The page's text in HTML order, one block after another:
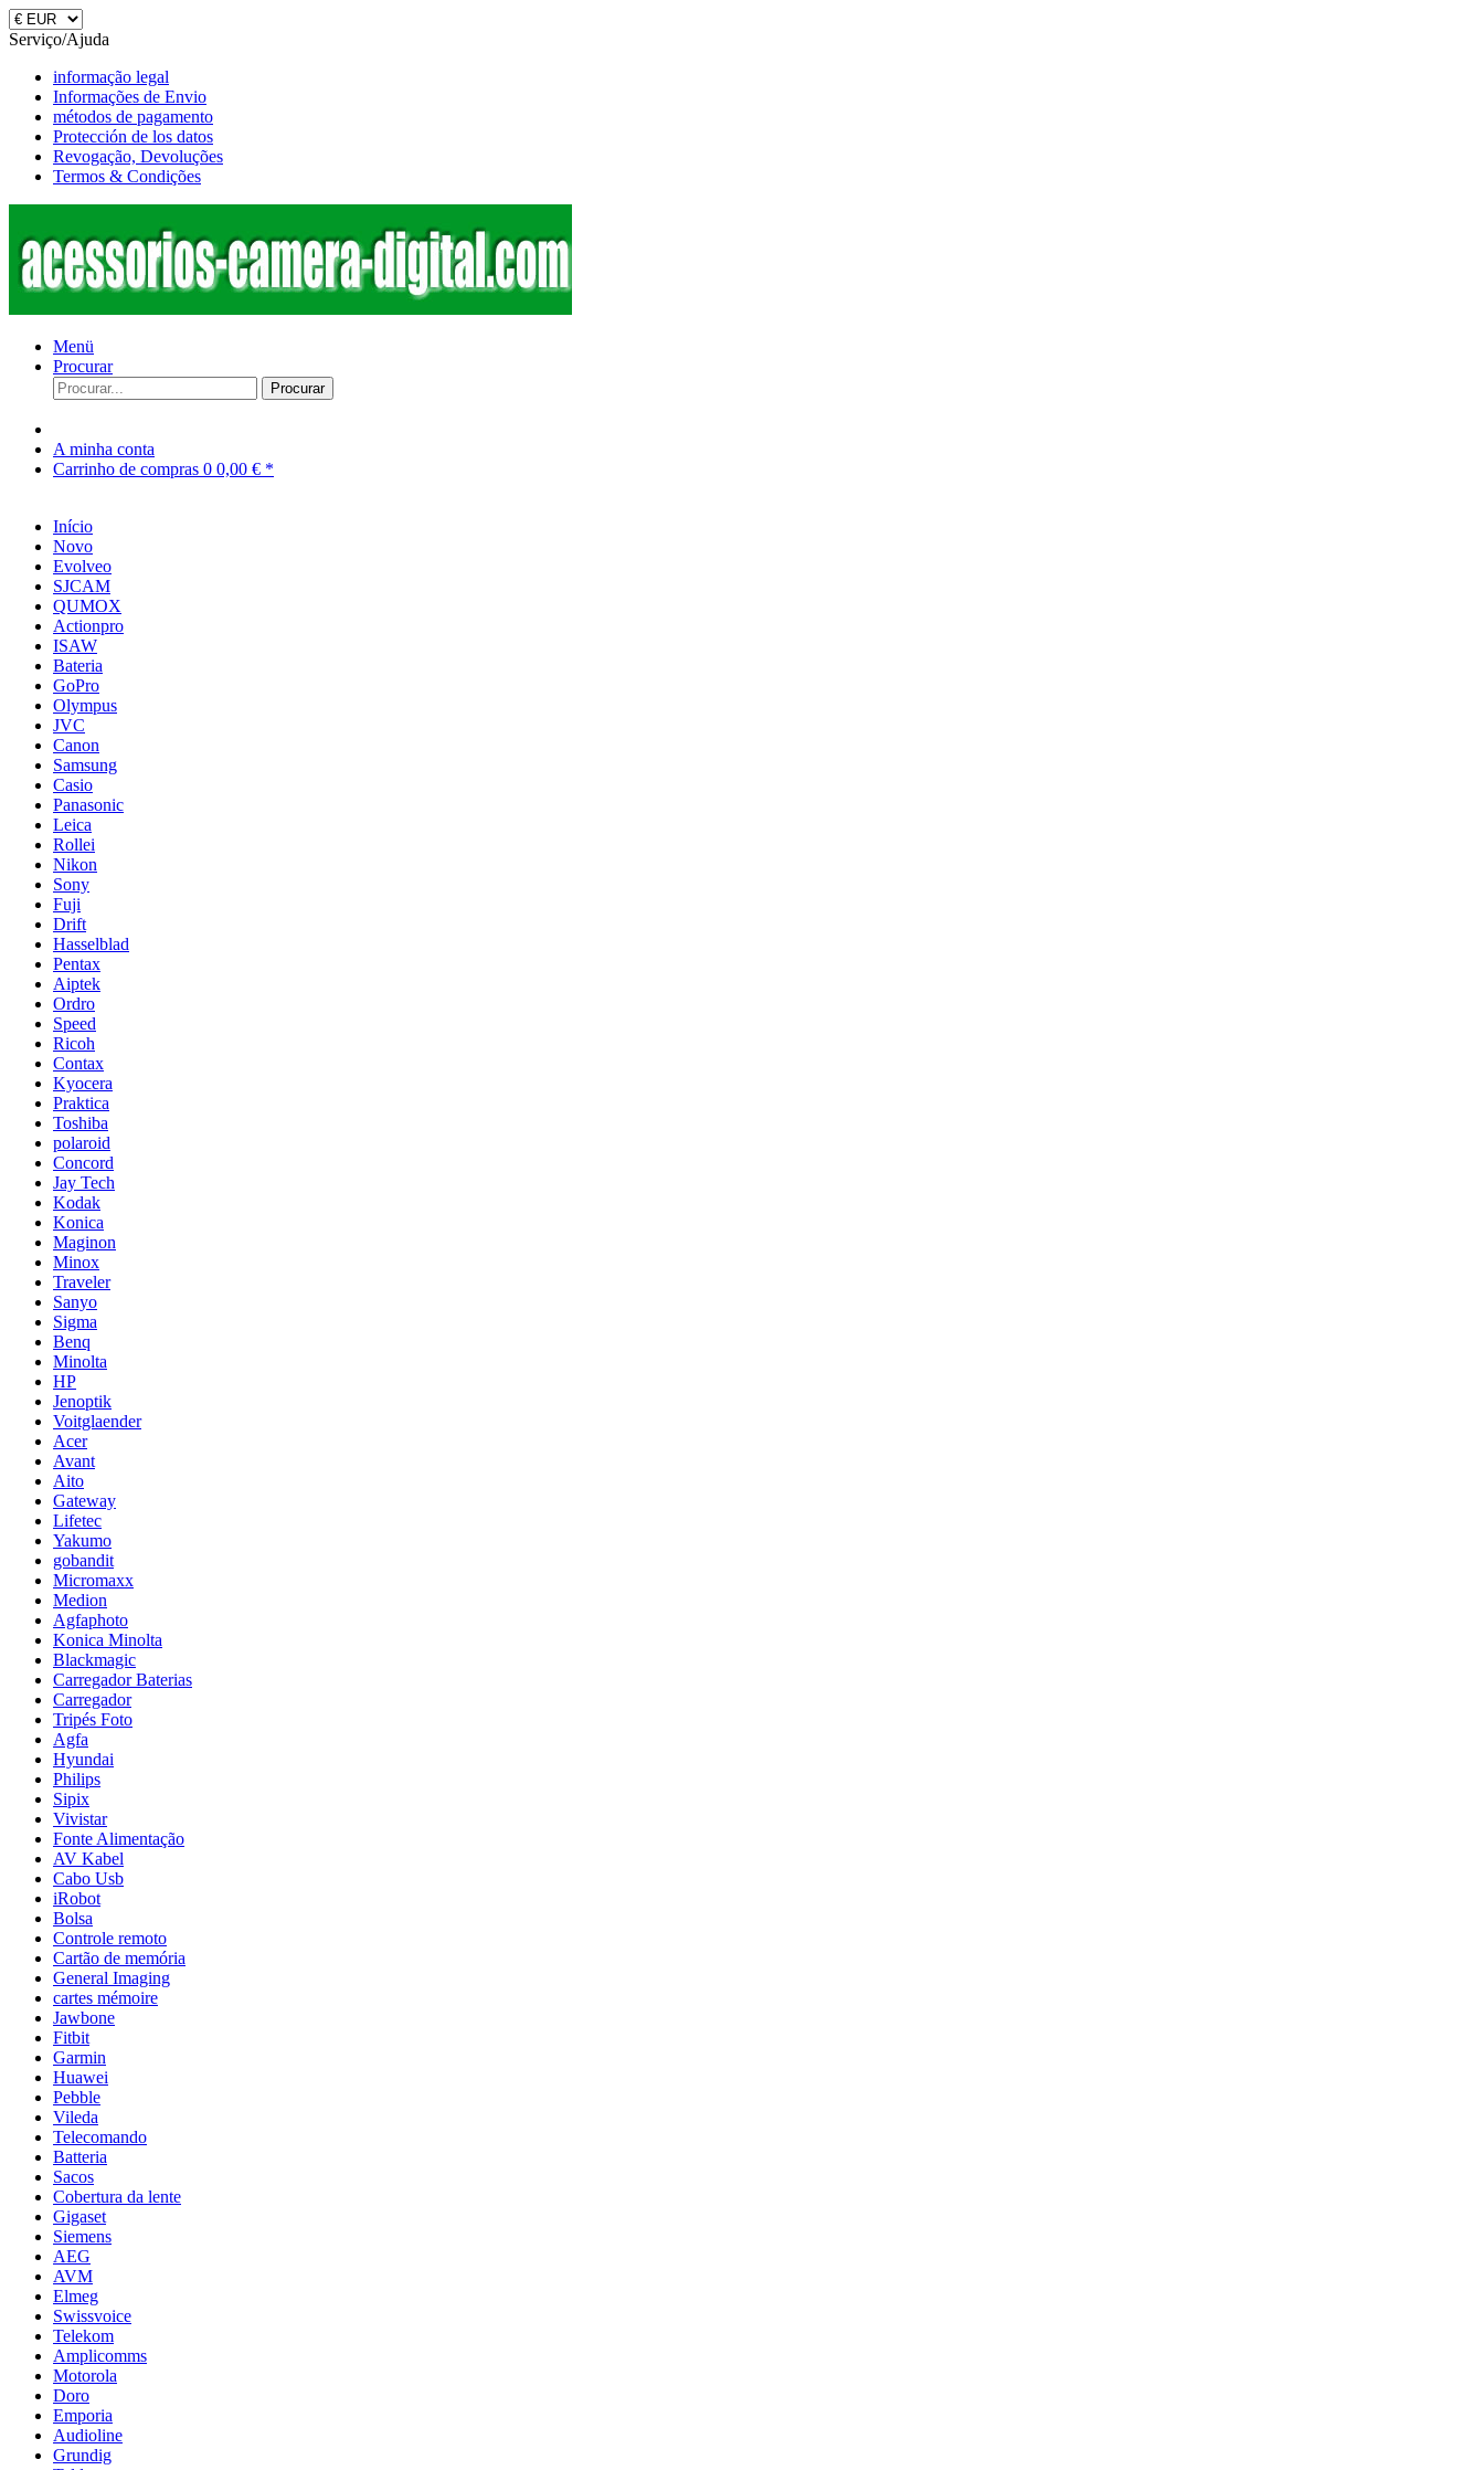
Serviço/Ajuda
informação legal
Informações de Envio
métodos de pagamento
Protección de los datos
Revogação, Devoluções
Termos & Condições
Menü
Procurar
Procurar
A minha conta
Carrinho de compras 0 0,00 € *
Início
Novo
Evolveo
SJCAM
QUMOX
Actionpro
ISAW
Bateria
GoPro
Olympus
JVC
Canon
Samsung
Casio
Panasonic
Leica
Rollei
Nikon
Sony
Fuji
Drift
Hasselblad
Pentax
Aiptek
Ordro
Speed
Ricoh
Contax
Kyocera
Praktica
Toshiba
polaroid
Concord
Jay Tech
Kodak
Konica
Maginon
Minox
Traveler
Sanyo
Sigma
Benq
Minolta
HP
Jenoptik
Voitglaender
Acer
Avant
Aito
Gateway
Lifetec
Yakumo
gobandit
Micromaxx
Medion
Agfaphoto
Konica Minolta
Blackmagic
Carregador Baterias
Carregador
Tripés Foto
Agfa
Hyundai
Philips
Sipix
Vivistar
Fonte Alimentação
AV Kabel
Cabo Usb
iRobot
Bolsa
Controle remoto
Cartão de memória
General Imaging
cartes mémoire
Jawbone
Fitbit
Garmin
Huawei
Pebble
Vileda
Telecomando
Batteria
Sacos
Cobertura da lente
Gigaset
Siemens
AEG
AVM
Elmeg
Swissvoice
Telekom
Amplicomms
Motorola
Doro
Emporia
Audioline
Grundig